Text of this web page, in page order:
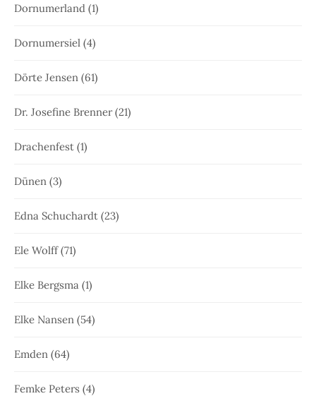
Dornumerland (1)
Dornumersiel (4)
Dörte Jensen (61)
Dr. Josefine Brenner(21)
Drachenfest (1)
Dünen (3)
Edna Schuchardt (23)
Ele Wolff(71)
Elke Bergsma (1)
Elke Nansen (54)
Emden (64)
Femke Peters (4)